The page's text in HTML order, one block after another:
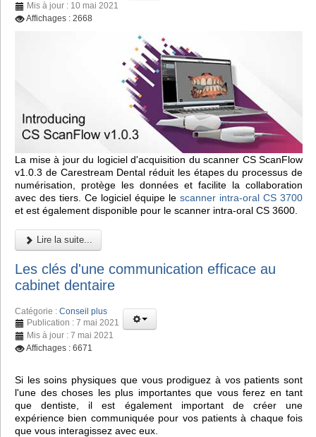
Mis à jour : 10 mai 2021
Affichages : 2668
La mise à jour du logiciel d'acquisition du scanner CS ScanFlow
v1.0.3 de Carestream Dental réduit les étapes du processus de
numérisation, protège les données et facilite la collaboration
avec des tiers. Ce logiciel équipe le scanner intra-oral CS 3700
et est également disponible pour le scanner intra-oral CS 3600.
Lire la suite...
Les clés d'une communication efficace au
cabinet dentaire
Catégorie : Conseil plus
Publication : 7 mai 2021
Mis à jour : 7 mai 2021
Affichages : 6671
Si les soins physiques que vous prodiguez à vos patients sont
l'une des choses les plus importantes que vous ferez en tant
que dentiste, il est également important de créer une
expérience bien communiquée pour vos patients à chaque fois
que vous interagissez avec eux.